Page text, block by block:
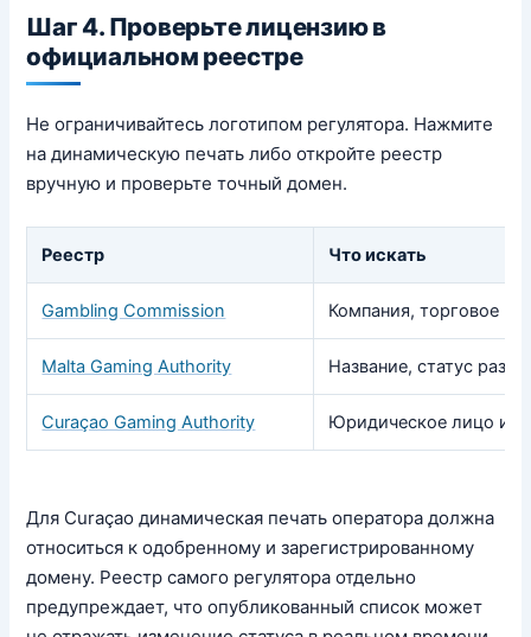
Шаг 4. Проверьте лицензию в
официальном реестре
Не ограничивайтесь логотипом регулятора. Нажмите
на динамическую печать либо откройте реестр
вручную и проверьте точный домен.
Реестр Что искать
Gambling Commission Компания, торговое
Malta Gaming Authority Название, статус
Curaçao Gaming Authority Юридическое лицо и
Для Curaçao динамическая печать оператора должна
относиться к одобренному и зарегистрированному
домену. Реестр самого регулятора отдельно
предупреждает, что опубликованный список может